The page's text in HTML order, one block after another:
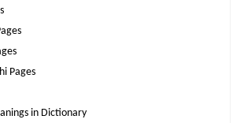
Pages
in Dictionary